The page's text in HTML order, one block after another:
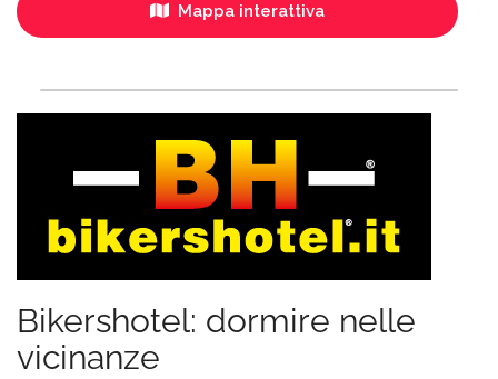
Mappa interattiva
Bikershotel: dormire nelle
vicinanze